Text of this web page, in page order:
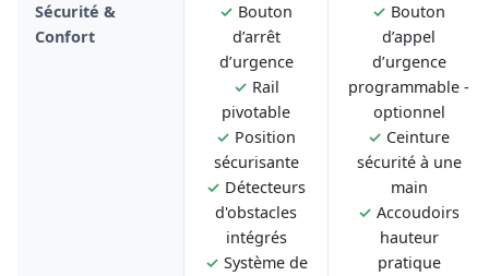
Sécurité &
Confort
✓ Bouton
d’arrêt
d’urgence
✓ Rail
pivotable
✓ Position
sécurisante
✓ Détecteurs
d'obstacles
intégrés
✓ Système de
✓ Bouton
d’appel
d’urgence
programmable -
optionnel
✓ Ceinture
sécurité à une
main
✓ Accoudoirs
hauteur
pratique